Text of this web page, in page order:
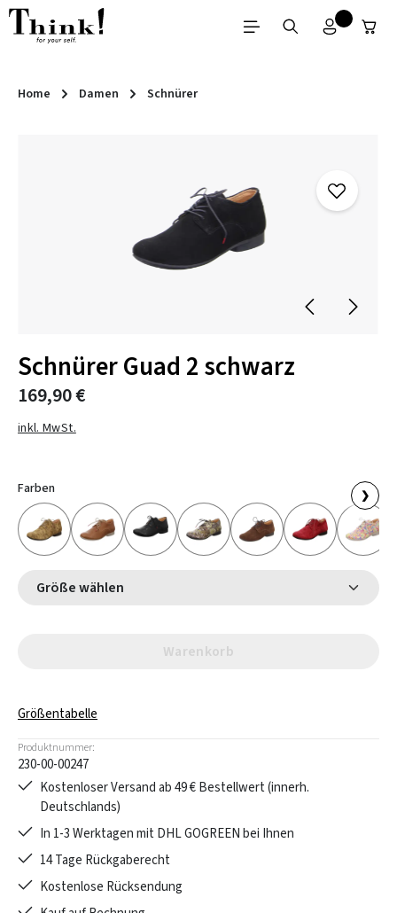
Zum Hauptinhalt springen
Home Damen Schnürer
Schnürer Guad 2 schwarz
169,90 €
inkl. MwSt.
Farben ❯
Größe wählen
Warenkorb
Größentabelle
Produktnummer:
230-00-00247
Kostenloser Versand ab 49 € Bestellwert (innerh.
Deutschlands)
In 1-3 Werktagen mit DHL GOGREEN bei Ihnen
14 Tage Rückgaberecht
Kostenlose Rücksendung